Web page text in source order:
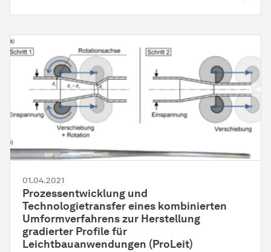
01.04.2021
Prozessentwicklung und
Technologietransfer eines kombinierten
Umformverfahrens zur Herstellung
gradierter Profile für
Leichtbauanwendungen (ProLeit)